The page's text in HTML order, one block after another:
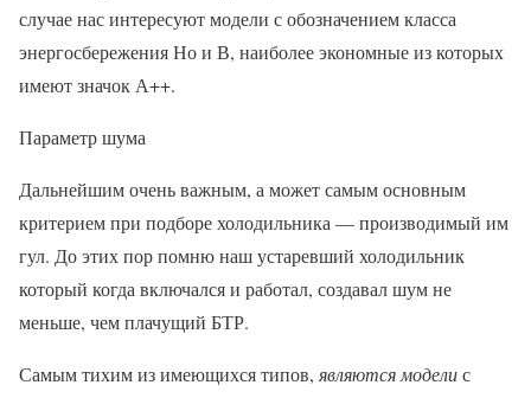
случае нас интересуют модели с обозначением класса
энергосбережения Но и В, наиболее экономные из которых
имеют значок А++.
Параметр шума
Дальнейшим очень важным, а может самым основным
критерием при подборе холодильника — производимый им
гул. До этих пор помню наш устаревший холодильник
который когда включался и работал, создавал шум не
меньше, чем плачущий БТР.
Самым тихим из имеющихся типов, являются моделис